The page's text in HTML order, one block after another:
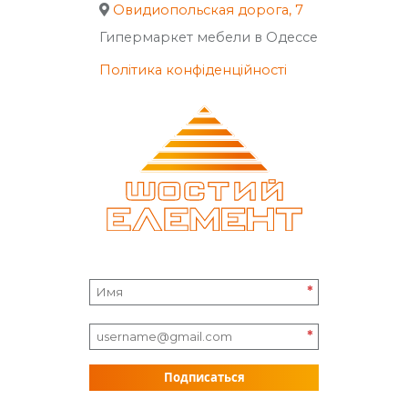
Овидиопольская дорога, 7
Гипермаркет мебели в Одессе
Політика конфіденційності
*
*
Подписаться